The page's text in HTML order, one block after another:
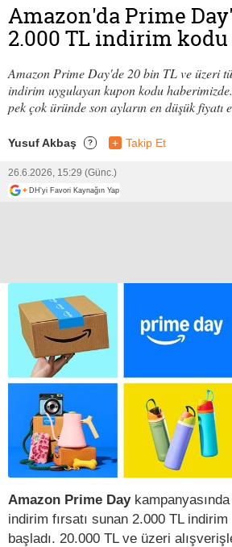
Amazon'da Prime
2.000 TL indirim kodu
Amazon Prime Day'de 20 bin TL ve üzeri
indirim uygulayan kupon kodu
pek çok üründe son ayların en düşük fiyatı
Yusuf Akbaş ? + Takip Et
26.6.2026, 15:29 (Günc.)
+ DH'yi Favori Kaynağın Yap
Amazon Prime Day
indirim fırsatı sunan 2.000 TL
başladı. 20.000 TL ve üzeri